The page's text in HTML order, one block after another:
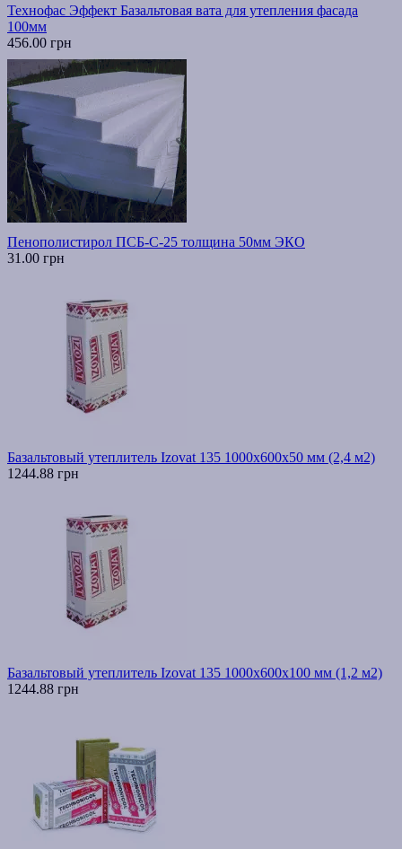
Технофас Эффект Базальтовая вата для утепления фасада
100мм
456.00 грн
Пенополистирол ПСБ-С-25 толщина 50мм ЭКО
31.00 грн
Базальтовый утеплитель Izovat 135 1000x600x50 мм (2,4 м2)
1244.88 грн
Базальтовый утеплитель Izovat 135 1000x600x100 мм (1,2 м2)
1244.88 грн